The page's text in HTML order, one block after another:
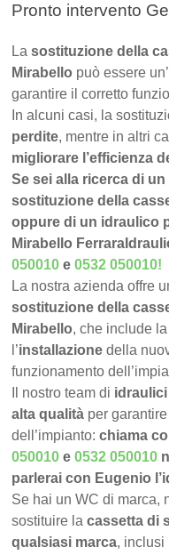
Pronto intervento
Lasostituzione della
Mirabello può essere
garantire il corretto
In alcuni casi, la
perdite, mentre in altri
migliorare l’efficienza
Se sei alla ricerca di
sostituzione della
oppure di un idraulico
Mirabello
050010 e0532 050010!
La nostra azienda offre
sostituzione della
Mirabello, che include la
l’installazione della
funzionamento
Il nostro team di
alta qualità per
dell’impianto:chiama
050010 e0532 050010
parlerai con Eugenio
Se hai un WC di marca,
sostituire lacassetta di
qualsiasi marca, inclusi